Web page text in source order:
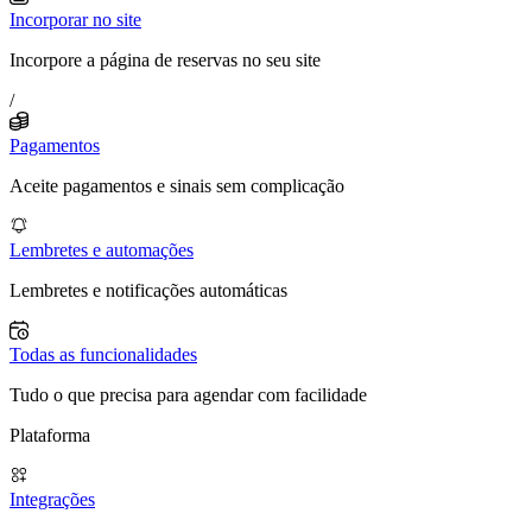
Incorporar no site
Incorpore a página de reservas no seu site
/
Pagamentos
Aceite pagamentos e sinais sem complicação
Lembretes e automações
Lembretes e notificações automáticas
Todas as funcionalidades
Tudo o que precisa para agendar com facilidade
Plataforma
Integrações